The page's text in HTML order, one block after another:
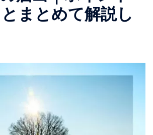
まとめて解説し